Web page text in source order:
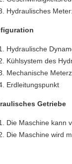
Hydraulisches
Hydraulische
Kühlsystem des
Mechanische
Erdleitungspunkt
Getriebe
Die Maschine kann
Die Maschine wird